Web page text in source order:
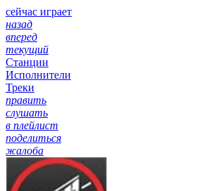
сейчас играет
назад
вперед
текущий
Станции
Исполнители
Треки
править
слушать
в плейлист
поделиться
жалоба